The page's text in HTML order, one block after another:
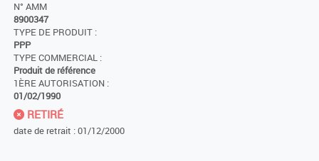
N° AMM
8900347
TYPE DE PRODUIT :
PPP
TYPE COMMERCIAL :
Produit de référence
1ÈRE AUTORISATION :
01/02/1990
RETIRÉ
date de retrait : 01/12/2000